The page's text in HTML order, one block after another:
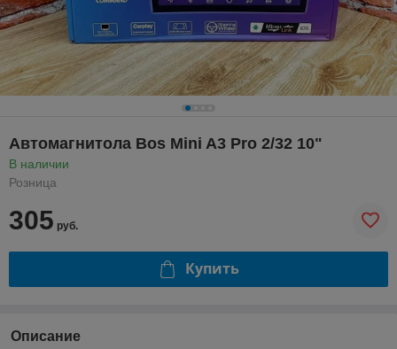
Автомагнитола Bos Mini A3 Pro 2/32 10"
В наличии
Розница
305 руб.
Купить
Описание